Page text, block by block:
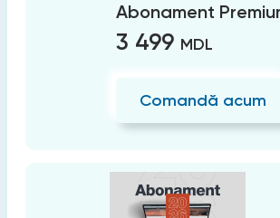
Abonament
3 499 MDL
Comandă acum